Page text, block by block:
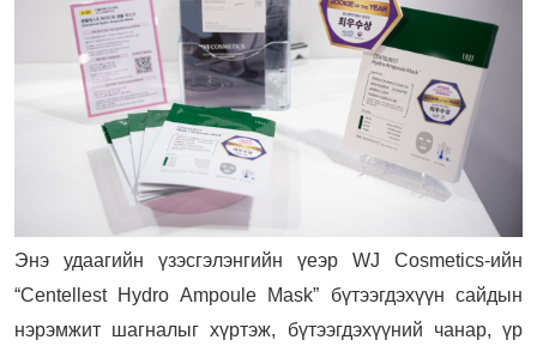
Энэ удаагийн үзэсгэлэнгийн үеэр WJ Cosmetics-ийн
“Centellest Hydro Ampoule Mask” бүтээгдэхүүн сайдын
нэрэмжит шагналыг хүртэж, бүтээгдэхүүний чанар, үр